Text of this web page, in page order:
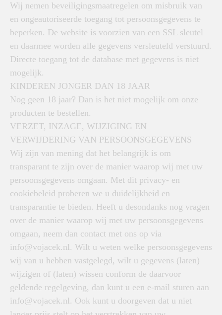
Wij nemen beveiligingsmaatregelen om misbruik van
en ongeautoriseerde toegang tot persoonsgegevens te
beperken. De website is voorzien van een SSL sleutel
en daarmee worden alle gegevens versleuteld verstuurd.
Directe toegang tot de database met gegevens is niet
mogelijk.
KINDEREN JONGER DAN 18 JAAR
Nog geen 18 jaar? Dan is het niet mogelijk om onze
producten te bestellen.
VERZET, INZAGE, WIJZIGING EN
VERWIJDERING VAN PERSOONSGEGEVENS
Wij zijn van mening dat het belangrijk is om
transparant te zijn over de manier waarop wij met uw
persoonsgegevens omgaan. Met dit privacy- en
cookiebeleid proberen we u duidelijkheid en
transparantie te bieden. Heeft u desondanks nog vragen
over de manier waarop wij met uw persoonsgegevens
omgaan, neem dan contact met ons op via
info@vojacek.nl. Wilt u weten welke persoonsgegevens
wij van u hebben vastgelegd, wilt u gegevens (laten)
wijzigen of (laten) wissen conform de daarvoor
geldende regelgeving, dan kunt u een e-mail sturen aan
info@vojacek.nl. Ook kunt u doorgeven dat u niet